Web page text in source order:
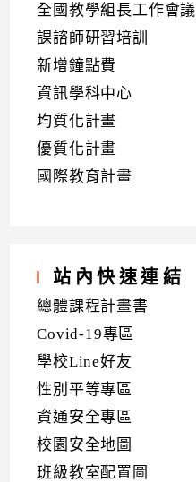
全國教學組長工作會議
課諮師研習培訓
新增鐘點費
資訊學科中心
均質化計畫
優質化計畫
國際教育計畫
站內快速連結
總體課程計畫書
Covid-19專區
學校Line好友
性別平等專區
資通安全專區
校園安全地圖
班級教室配置圖